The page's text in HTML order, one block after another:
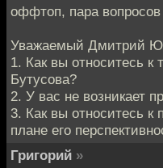
оффтоп, пара вопросов
Уважаемый Дмитрий
1. Как вы относитесь к
Бутусова?
2. У вас не возникает
3. Как вы относитесь
плане его
Григорий »